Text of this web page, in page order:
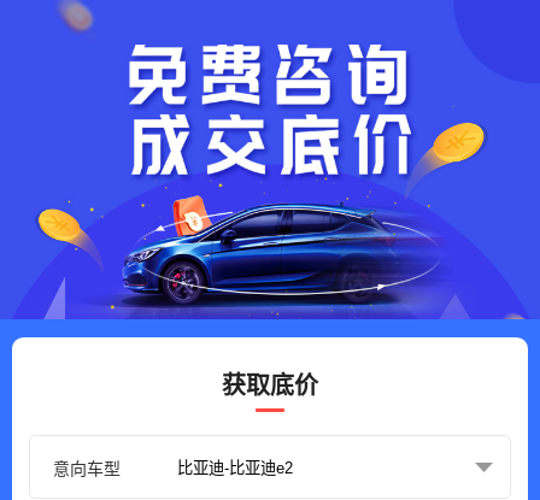
获取底价
意向车型